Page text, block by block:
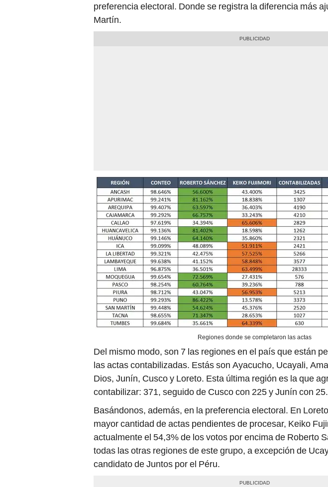
preferencia electoral. Donde se registra la diferencia más
Martín.
Regiones donde se completaron las actas
Del mismo modo, son 7 las regiones en el país que están
las actas contabilizadas. Estás son Ayacucho, Ucayali,
Dios, Junín, Cusco y Loreto. Esta última región es la que
contabilizar: 371, seguido de Cusco con 225 y Junín con 25.
Basándonos, además, en la preferencia electoral. En
mayor cantidad de actas pendientes de procesar, Keiko
actualmente el 54,3% de los votos por encima de Roberto
todas las otras regiones de este grupo, a excepción de
candidato de Juntos por el Péru.